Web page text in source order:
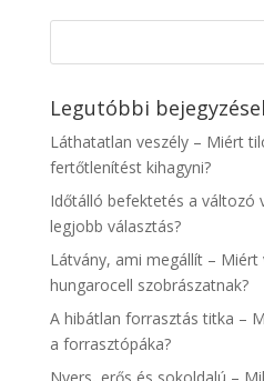
Legutóbbi
Láthatatlan veszély – Miért
fertőtlenítést kihagyni?
Időtálló befektetés a változó
legjobb választás?
Látvány, ami megállít – Miért
hungarocell szobrászatnak?
A hibátlan forrasztás titka –
a forrasztópáka?
Nyers, erős és sokoldalú –